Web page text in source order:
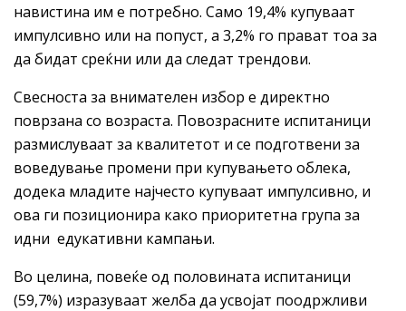
навистина им е потребно. Само 19,4% купуваат
импулсивно или на попуст, а 3,2% го прават тоа за
да бидат среќни или да следат трендови.
Свесноста за внимателен избор е директно
поврзана со возраста. Повозрасните испитаници
размислуваат за квалитетот и се подготвени за
воведување промени при купувањето облека,
додека младите најчесто купуваат импулсивно, и
ова ги позиционира како приоритетна група за
идни едукативни кампањи.
Во целина, повеќе од половината испитаници
(59,7%) изразуваат желба да усвојат поодржливи